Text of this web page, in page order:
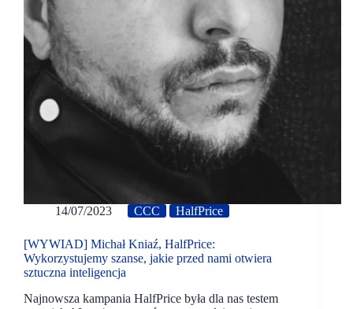
14/07/2023 CCC HalfPrice
[WYWIAD] Michał Kniaź, HalfPrice:
Wykorzystujemy szanse, jakie przed nami otwiera
sztuczna inteligencja
Najnowsza kampania HalfPrice była dla nas testem